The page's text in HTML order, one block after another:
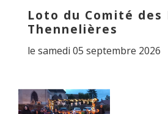
Loto du Comité des
Thennelières
le samedi 05 septembre 2026